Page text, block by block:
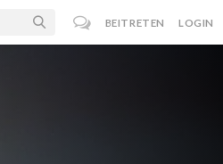
BEITRETEN LOGIN